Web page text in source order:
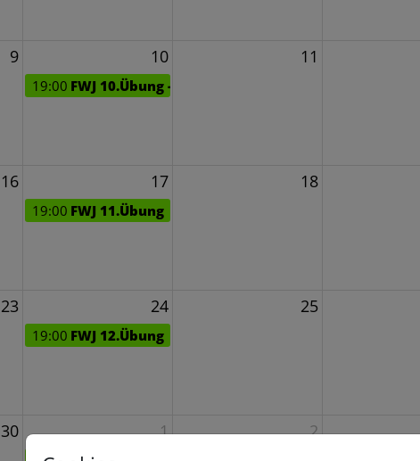
9 10
19:00 FWJ 10.Übung - Formalexerzieren und Tragen
11
16 17
19:00 FWJ 11.Übung
18
23 24
19:00 FWJ 12.Übung
25
30 1 2